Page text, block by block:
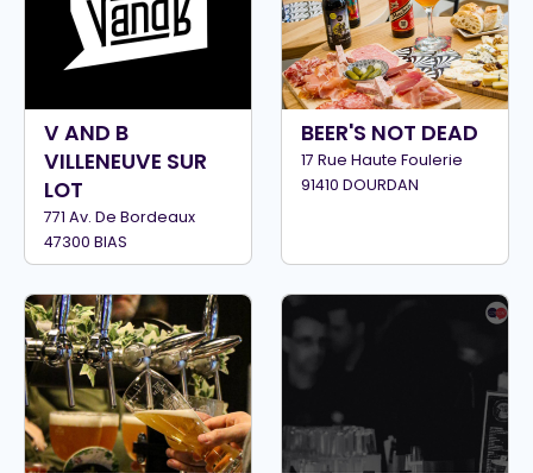
V AND B
VILLENEUVE SUR
LOT
771 Av. De Bordeaux
47300 BIAS
BEER'S NOT DEAD
17 Rue Haute Foulerie
91410 DOURDAN